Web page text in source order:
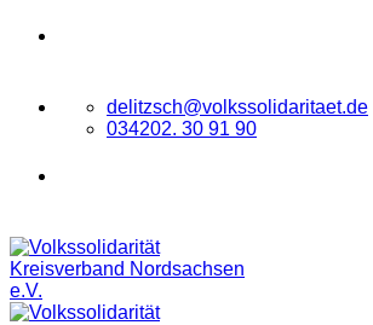
delitzsch@volkssolidaritaet.de
034202. 30 91 90